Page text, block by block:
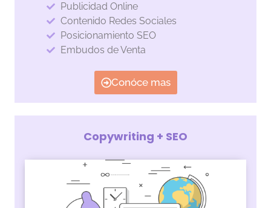
Publicidad Online
Contenido Redes Sociales
Posicionamiento SEO
Embudos de Venta
Conóce mas
Copywriting + SEO